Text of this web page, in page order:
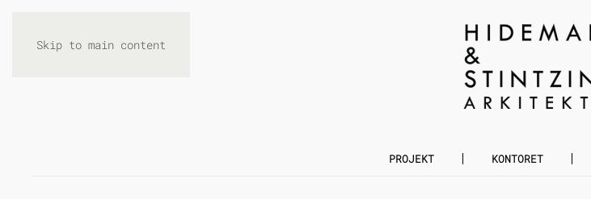
Skip to main content
PROJEKT KONTORET